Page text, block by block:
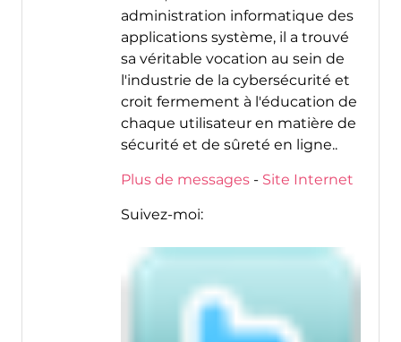
administration informatique des
applications système, il a trouvé
sa véritable vocation au sein de
l'industrie de la cybersécurité et
croit fermement à l'éducation de
chaque utilisateur en matière de
sécurité et de sûreté en ligne..
Plus de messages- Site Internet
Suivez-moi: